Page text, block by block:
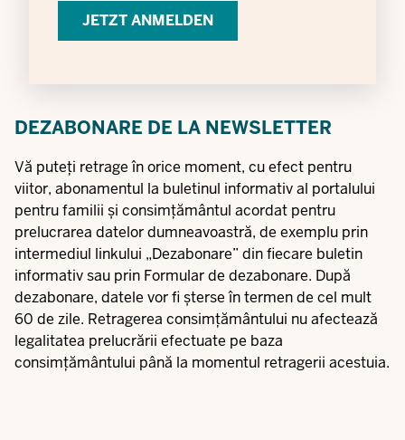
personenbezogener
DEZABONARE DE LA NEWSLETTER
Vă puteți retrage în orice moment, cu efect pentru
viitor, abonamentul la buletinul informativ al portalului
pentru familii și consimțământul acordat pentru
prelucrarea datelor dumneavoastră, de exemplu prin
intermediul linkului „Dezabonare” din fiecare buletin
informativ sau prin Formular de dezabonare. După
dezabonare, datele vor fi șterse în termen de cel mult
60 de zile. Retragerea consimțământului nu afectează
legalitatea prelucrării efectuate pe baza
consimțământului până la momentul retragerii acestuia.